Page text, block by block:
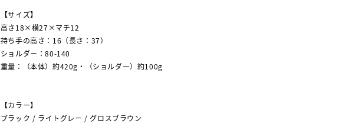
【サイズ】
高さ18×横27×マチ12
持ち手の高さ：16（長さ：37）
ショルダー：80-140
重量：（本体）約420g・（ショルダー）約100g
【カラー】
ブラック / ライトグレー / グロスブラウン